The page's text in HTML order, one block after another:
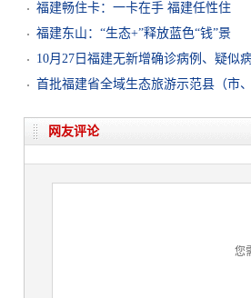
福建畅住卡：一卡在手 福建任性住
福建东山：“生态+”释放蓝色“钱”景
10月27日福建无新增确诊病例、疑似
首批福建省全域生态旅游示范县（市
网友评论
您